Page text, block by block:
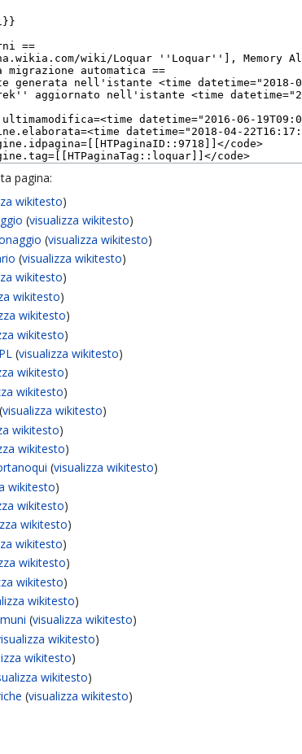
pagina:
wikitesto)
(visualizza wikitesto)
(visualizza wikitesto)
(visualizza wikitesto)
wikitesto)
wikitesto)
wikitesto)
wikitesto)
(visualizza wikitesto)
wikitesto)
wikitesto)
(visualizza wikitesto)
wikitesto)
wikitesto)
(visualizza wikitesto)
wikitesto)
wikitesto)
wikitesto)
wikitesto)
wikitesto)
wikitesto)
wikitesto)
(visualizza wikitesto)
wikitesto)
wikitesto)
wikitesto)
(visualizza wikitesto)